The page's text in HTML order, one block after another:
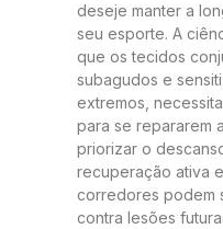
deseje manter a
seu esporte. A
que os tecidos
subagudos e
extremos,
para se repararem
priorizar o
recuperação ativa
corredores podem
contra lesões